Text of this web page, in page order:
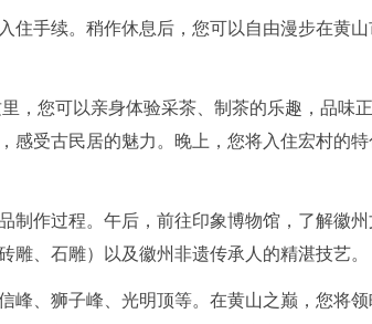
手续。稍作休息后，您可以自由漫步在黄山
，您可以亲身体验采茶、制茶的乐趣，品味
感受古民居的魅力。晚上，您将入住宏村的
制作过程。午后，前往印象博物馆，了解徽
、石雕）以及徽州非遗传承人的精湛技艺。
峰、狮子峰、光明顶等。在黄山之巅，您将